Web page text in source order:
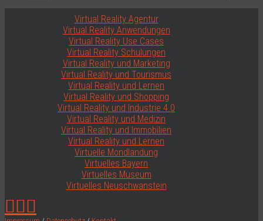
Virtual Reality Agentur
Virtual Reality Anwendungen
Virtual Reality Use Cases
Virtual Reality Schulungen
Virtual Reality und Marketing
Virtual Reality und Tourismus
Virtual Reality und Lernen
Virtual Reality und Shopping
Virtual Reality und Industrie 4.0
Virtual Reality und Medizin
Virtual Reality und Immobilien
Virtual Reality und Lernen
Virtuelle Mondlandung
Virtuelles Bayern
Virtuelles Museum
Virtuelles Neuschwanstein